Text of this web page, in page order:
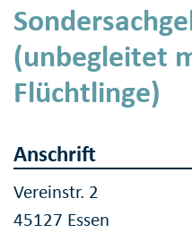
(unbegleitet
Flüchtlinge)
Anschrift
Vereinstr. 2
45127 Essen